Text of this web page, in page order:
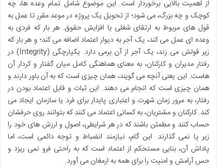
از اهمیت بالایی برخوردار است. این موضوع شامل تمام وعده ها، چه
کوچک و چه بزرگ، می شود؛ از تحویل یک پروژه در موعد مقرر تا عمل به
قول های مربوط به ارتقای شغلی یا افزایش حقوق. هر بار که فردی به
وعده ای عمل می کند، یک آجر به دیوار اعتماد اضافه می کند؛ و هر بار که
زیر قولش می زند، یک آجر از آن برمی دارد. یکپارچگی (Integrity) در
رفتار مدیران و کارکنان، به معنای هماهنگی کامل میان گفتار و کردار آن
هاست. این یعنی آنچه می گویند، همان چیزی است که به آن باور دارند و
همان چیزی است که انجام می دهند. این ثبات و قابل اعتماد بودن در
رفتار، به مرور زمان شهرت و اعتباری پایدار برای فرد یا سازمان ایجاد می
کند. کارکنان و مشتریان، به کسانی اعتماد می کنند که بتوانند روی حرفشان
حساب کنند و مطمئن باشند که در هر شرایطی، اصول و ارزش های خود را
زیر پا نمی گذارند. این گام، نیازمند انضباط و توجه دائمی است، اما
پاداش آن، بنایی مستحکم از اعتماد است که به راحتی فرو نمی ریزد و
حس آرامش و امنیت را برای همه به ارمغان می آورد.